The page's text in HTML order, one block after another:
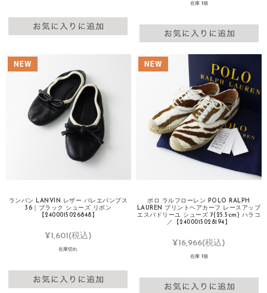
在庫 1個
ランバン LANVIN レザー バレエパンプス
36｜ブラック シューズ リボン
【2400015026848】
¥1,601 (税込)
在庫切れ
ポロ ラルフローレン POLO RALPH
LAUREN プリントヘアカーフ レースアップ
エスパドリーユ シューズ 7(25.5cm) ハラコ
／【2400015028194】
¥16,966(税込)
在庫 1個